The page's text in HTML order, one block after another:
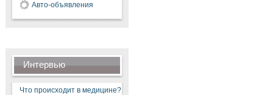
Авто-объявления
Интервью
Что происходит в медицине?